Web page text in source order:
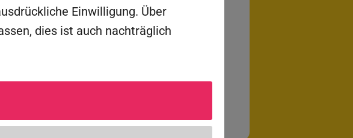
Einwilligung. Über
dies ist auch nachträglich